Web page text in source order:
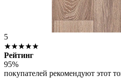
5
★★★★★
Рейтинг
95%
покупателей рекомендуют этот